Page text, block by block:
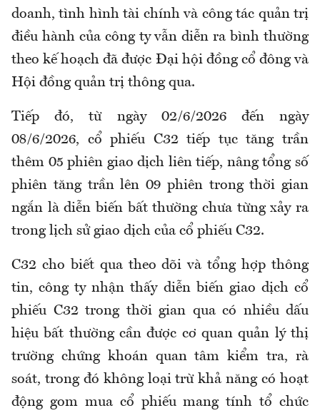
doanh, tình hình tài chính và công tác quản trị
điều hành của công ty vẫn diễn ra bình thường
theo kế hoạch đã được Đại hội đồng cổ đông và
Hội đồng quản trị thông qua.
Tiếp đó, từ ngày 02/6/2026 đến ngày
08/6/2026, cổ phiếu C32 tiếp tục tăng trần
thêm 05 phiên giao dịch liên tiếp, nâng tổng số
phiên tăng trần lên 09 phiên trong thời gian
ngắn là diễn biến bất thường chưa từng xảy ra
trong lịch sử giao dịch của cổ phiếu C32.
C32 cho biết qua theo dõi và tổng hợp thông
tin, công ty nhận thấy diễn biến giao dịch cổ
phiếu C32 trong thời gian qua có nhiều dấu
hiệu bất thường cần được cơ quan quản lý thị
trường chứng khoán quan tâm kiểm tra, rà
soát, trong đó không loại trừ khả năng có hoạt
động gom mua cổ phiếu mang tính tổ chức